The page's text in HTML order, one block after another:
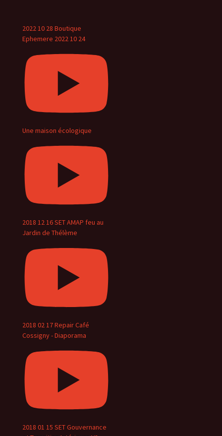
2022 10 28 Boutique
Ephemere 2022 10 24
Une maison écologique
2018 12 16 SET AMAP feu au
Jardin de Thélème
2018 02 17 Repair Café
Cossigny - Diaporama
2018 01 15 SET Gouvernance